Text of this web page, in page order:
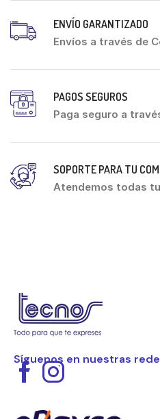
ENVÍO GARANTIZADO
Envíos a través de
PAGOS SEGUROS
Paga seguro a
SOPORTE PARA TU
Atendemos todas
Síguenos en nuestras